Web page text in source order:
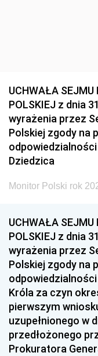
UCHWAŁA
POLSKIEJ z dnia
wyrażenia przez
Polskiej zgody na
Dziedzica
Monitor Polski rok
UCHWAŁA
POLSKIEJ z dnia
wyrażenia przez
Polskiej zgody na
Króla za czyn
pierwszym
uzupełnionego w
przedłożonego
Prokuratora